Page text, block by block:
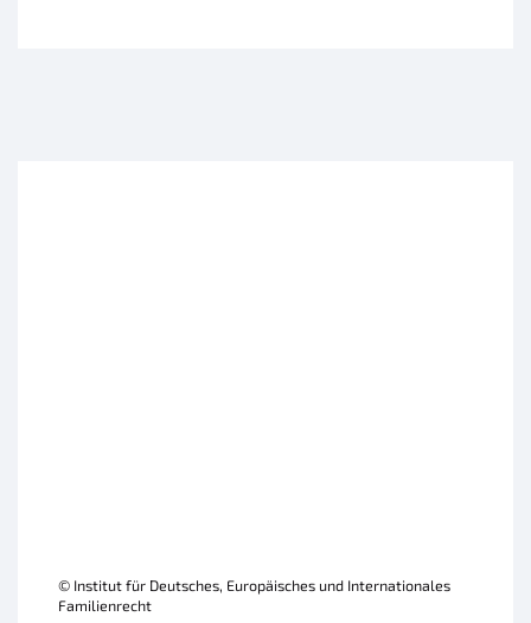
© Institut für Deutsches, Europäisches und Internationales
Familienrecht